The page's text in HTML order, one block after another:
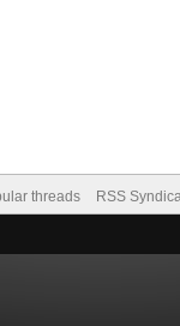
threads RSS